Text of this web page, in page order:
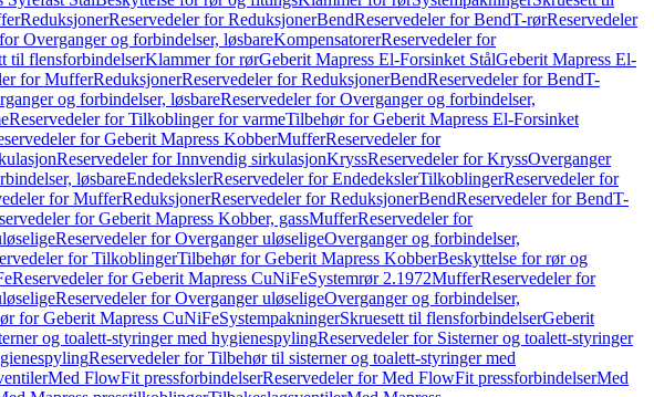
ReduksjonerReservedeler for ReduksjonerBendReservedeler for BendT-rørReservedeler
Overganger og forbindelser, løsbareKompensatorerReservedeler for
til flensforbindelserKlammer for rørGeberit Mapress El-Forsinket StålGeberit Mapress El-
for MufferReduksjonerReservedeler for ReduksjonerBendReservedeler for BendT-
og forbindelser, løsbareReservedeler for Overganger og forbindelser,
Reservedeler for Tilkoblinger for varmeTilbehør for Geberit Mapress El-Forsinket
for Geberit Mapress KobberMufferReservedeler for
Reservedeler for Innvendig sirkulasjonKryssReservedeler for KryssOverganger
løsbareEndedekslerReservedeler for EndedekslerTilkoblingerReservedeler for
for MufferReduksjonerReservedeler for ReduksjonerBendReservedeler for BendT-
for Geberit Mapress Kobber, gassMufferReservedeler for
Reservedeler for Overganger uløseligeOverganger og forbindelser,
for TilkoblingerTilbehør for Geberit Mapress KobberBeskyttelse for rør og
Reservedeler for Geberit Mapress CuNiFeSystemrør 2.1972MufferReservedeler for
Reservedeler for Overganger uløseligeOverganger og forbindelser,
for Geberit Mapress CuNiFeSystempakningerSkruesett til flensforbindelserGeberit
og toalett-styringer med hygienespylingReservedeler for Sisterner og toalett-styringer
Reservedeler for Tilbehør til sisterner og toalett-styringer med
Med FlowFit pressforbindelserReservedeler for Med FlowFit pressforbindelserMed